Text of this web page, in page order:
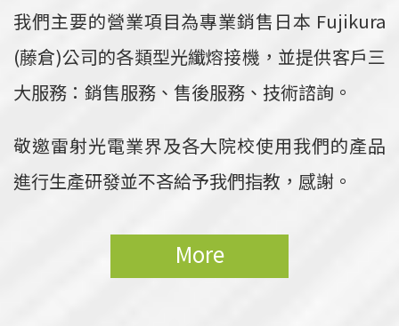
我們主要的營業項目為專業銷售日本 Fujikura
(藤倉)公司的各類型光纖熔接機，並提供客戶三
大服務：銷售服務、售後服務、技術諮詢。
敬邀雷射光電業界及各大院校使用我們的產品
進行生產研發並不吝給予我們指教，感謝。
More